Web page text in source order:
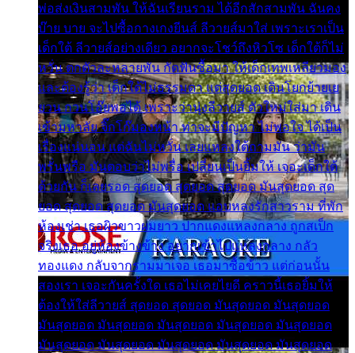
พ่อส่งเงินสามพัน ให้ฉันเรียนราม ได้อีกสักสามพัน ฉันคง
บ๊าย บาย จะไปซื้อกางเกงยีนส์ ลีวายส์มาใส่ เพราะเราเป็น
เด็กใต้ ลีวายส์อย่างเดียว อยากจะโชว์ถึงหิวโซ เด็กใต้ก็ไม่
หวั่น ตกตัวละหลายพัน กัดฟันซื้อมา ให้เด็กเทพเหลียวมอง
และต้องรู้ว่า เด็กใต้ไม่ธรรมดา แต่สุดยอด เดินโยกย้ายเย
ยวน กวนโอ๊ยพอได้ เพราะว่านุ่งลีวายส์ ตัวใหม่ใส่มา เดิน
เข้ามหาลัย จิ๊กโก๊มองหน้า ท่าจะมีปัญหา ไม่พอใจ ได้เป็น
เรื่องแน่นอน แต่ฉันไม่หวั่น เลยแหลงใต้ถามมัน ว่ามัน
พรั่นพรือ มันตอบว่าไม่พรื่อ เปลี่ยนเป็นยิ้มให้ เจอะเด็กใต้
ด้วยกัน ก็เลยรอด สุดยอด สุดยอด สุดยอด มันสุดยอด สุด
ยอด สุดยอด สุดยอด มันสุดยอด แอบหลงรักสาวราม ที่พัก
ห้องเช่า เธอผิวขาวผมยาว ปากแดงแหลงกลาง ถูกสเป็ก
จริงเธอ อยู่ห้องข้างข้าง อยากเข้าไปแหลงกลาง กลัว
ทองแดง กลับจากรามมาเจอ เธอมาซื้อข้าว แต่ก่อนนั้น
สองเรา เจอะกันครั้งใด เธอไม่เคยไยดี คราวนี้เธอยิ้มให้
ต้องให้ใส่ลีวายส์ สุดยอด สุดยอด มันสุดยอด มันสุดยอด
มันสุดยอด มันสุดยอด มันสุดยอด มันสุดยอด มันสุดยอด
มันสุดยอด มันสุดยอด มันสุดยอด มันสุดยอด มันสุดยอด